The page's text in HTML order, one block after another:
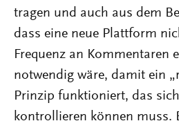
tragen und auch aus dem
dass eine neue Plattform
Frequenz an Kommentaren
notwendig wäre, damit ein
Prinzip funktioniert, das
kontrollieren können muss.